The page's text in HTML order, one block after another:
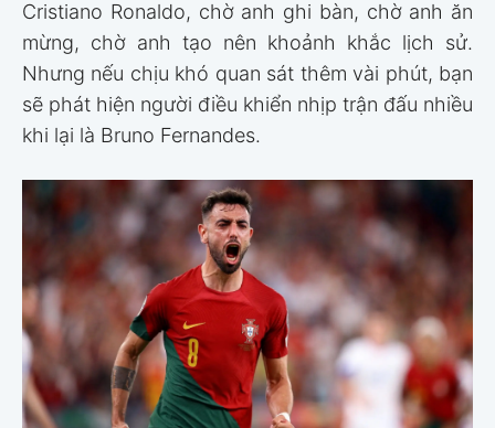
Cristiano Ronaldo, chờ anh ghi bàn, chờ anh ăn
mừng, chờ anh tạo nên khoảnh khắc lịch sử.
Nhưng nếu chịu khó quan sát thêm vài phút, bạn
sẽ phát hiện người điều khiển nhịp trận đấu nhiều
khi lại là Bruno Fernandes.